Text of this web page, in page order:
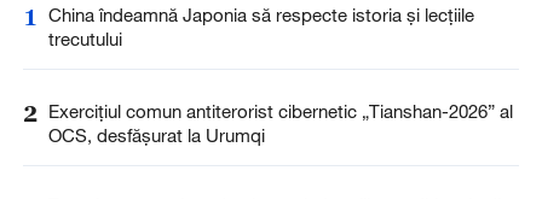
1
China îndeamnă Japonia să respecte istoria și lecțiile
trecutului
2 Exercițiul comun antiterorist cibernetic „Tianshan-2026” al
OCS, desfășurat la Urumqi